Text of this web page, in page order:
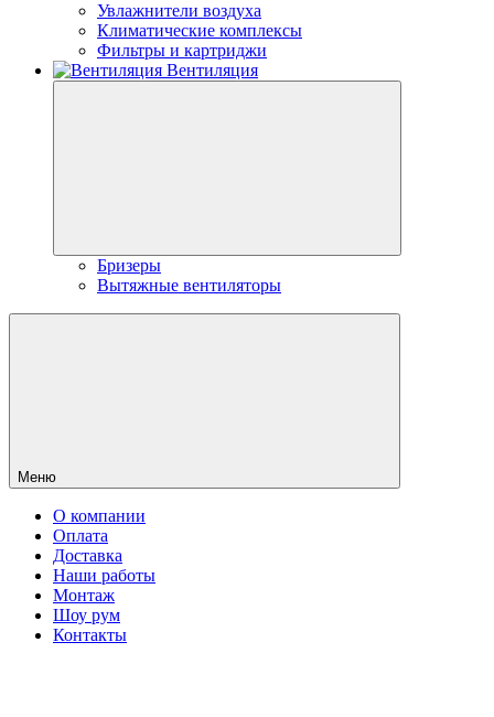
Увлажнители воздуха
Климатические комплексы
Фильтры и картриджи
Вентиляция
Бризеры
Вытяжные вентиляторы
Меню
О компании
Оплата
Доставка
Наши работы
Монтаж
Шоу рум
Контакты